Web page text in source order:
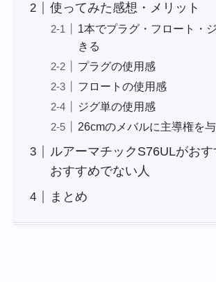
使ってみた感想・メリット
1本でプラグ・フロート・
きる
プラグの使用感
フロートの使用感
ジグ単の使用感
26cmのメバルに主導権を
ルアーマチックS76ULがおす
おすすめでない人
まとめ